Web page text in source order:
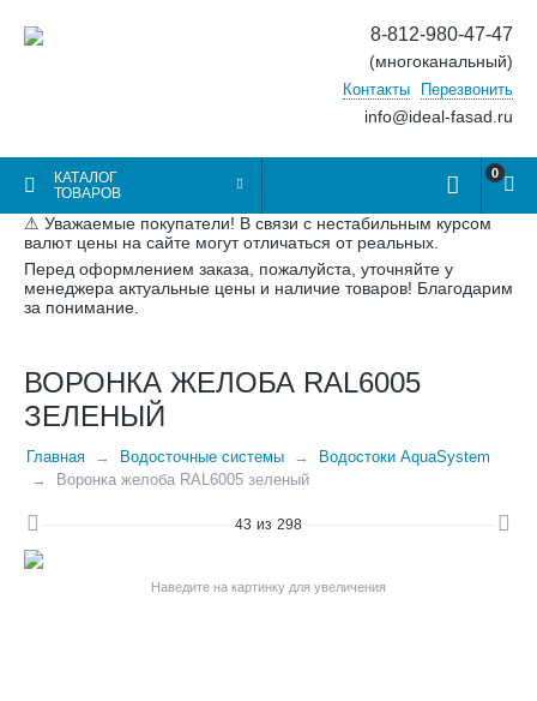
8-812-980-47-47
(многоканальный)
Контакты Перезвонить
info@ideal-fasad.ru
КАТАЛОГ
ТОВАРОВ
0
⚠ Уважаемые покупатели! В связи с нестабильным курсом
валют цены на сайте могут отличаться от реальных.
Перед оформлением заказа, пожалуйста, уточняйте у
менеджера актуальные цены и наличие товаров! Благодарим
за понимание.
ВОРОНКА ЖЕЛОБА RAL6005
ЗЕЛЕНЫЙ
Главная Водосточные системы
Водостоки AquaSystem
Воронка желоба RAL6005 зеленый
43 из 298
Наведите на картинку для увеличения